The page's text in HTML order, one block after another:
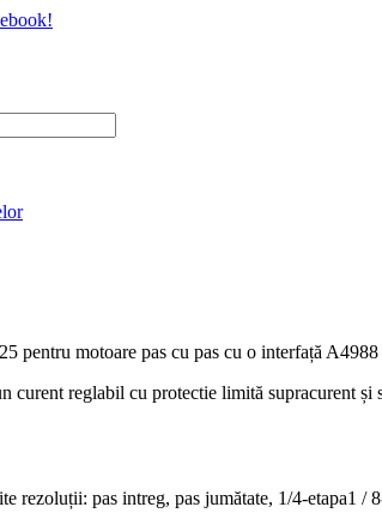
pentru motoare pas cu pas cu o interfață A4988
curent reglabil cu protectie limită supracurent și
rezoluții: pas intreg, pas jumătate, 1/4-etapa1 /